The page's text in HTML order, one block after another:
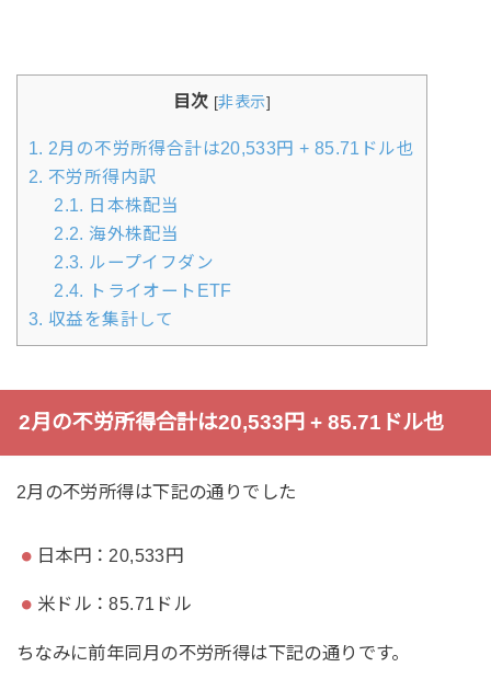
目次 [非表示]
1. 2月の不労所得合計は20,533円 + 85.71ドル也
2. 不労所得内訳
2.1. 日本株配当
2.2. 海外株配当
2.3. ループイフダン
2.4.
トライオートETF
3. 収益を集計して
2月の不労所得合計は20,533円 + 85.71ドル也
2月の不労所得は下記の通りでした
日本円：20,533円
米ドル：85.71ドル
ちなみに前年同月の不労所得は下記の通りです。